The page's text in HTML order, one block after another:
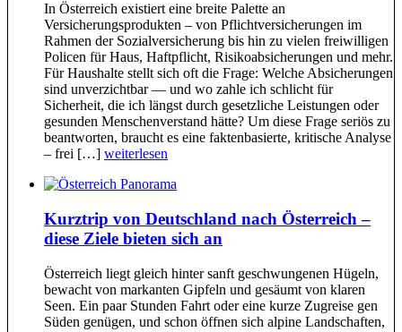
In Österreich existiert eine breite Palette an
Versicherungsprodukten – von Pflichtversicherungen im
Rahmen der Sozialversicherung bis hin zu vielen freiwilligen
Policen für Haus, Haftpflicht, Risikoabsicherungen und mehr.
Für Haushalte stellt sich oft die Frage: Welche Absicherungen
sind unverzichtbar — und wo zahle ich schlicht für
Sicherheit, die ich längst durch gesetzliche Leistungen oder
gesunden Menschenverstand hätte? Um diese Frage seriös zu
beantworten, braucht es eine faktenbasierte, kritische Analyse
– frei […] weiterlesen
Kurztrip von Deutschland nach Österreich –
diese Ziele bieten sich an
Österreich liegt gleich hinter sanft geschwungenen Hügeln,
bewacht von markanten Gipfeln und gesäumt von klaren
Seen. Ein paar Stunden Fahrt oder eine kurze Zugreise gen
Süden genügen, und schon öffnen sich alpine Landschaften,